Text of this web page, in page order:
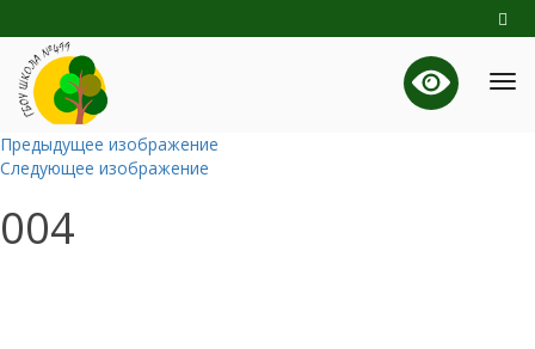
Предыдущее изображение
Следующее изображение
004